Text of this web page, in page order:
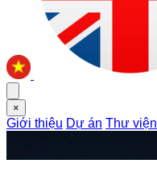
×
Giới thiệu Dự án Thư viện